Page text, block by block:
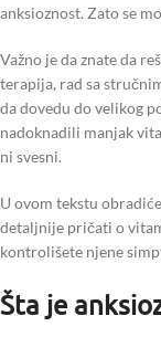
anksioznost. Zato se
Važno je da znate da
terapija, rad sa
da dovedu do velikog
nadoknadili manjak
ni svesni.
U ovom tekstu
detaljnije pričati o
kontrolišete njene
Šta je